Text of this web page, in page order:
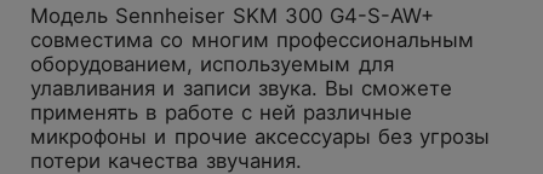
Модель Sennheiser SKM 300 G4-S-AW+
совместима со многим профессиональным
оборудованием, используемым для
улавливания и записи звука. Вы сможете
применять в работе с ней различные
микрофоны и прочие аксессуары без угрозы
потери качества звучания.